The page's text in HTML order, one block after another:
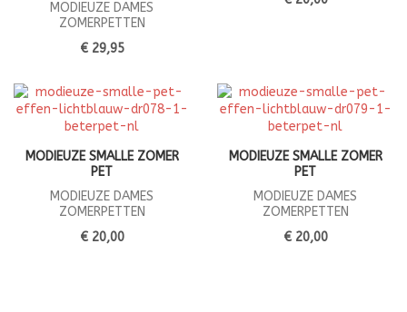
MODIEUZE DAMES
ZOMERPETTEN
€ 29,95
MODIEUZE SMALLE ZOMER
PET
MODIEUZE DAMES
ZOMERPETTEN
€ 20,00
MODIEUZE SMALLE ZOMER
PET
MODIEUZE DAMES
ZOMERPETTEN
€ 20,00